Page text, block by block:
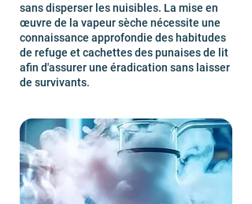
sans disperser les nuisibles. La mise en
œuvre de la vapeur sèche nécessite une
connaissance approfondie des habitudes
de refuge et cachettes des punaises de lit
afin d'assurer une éradication sans laisser
de survivants.